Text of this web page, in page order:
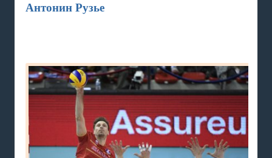
Антонин Рузье